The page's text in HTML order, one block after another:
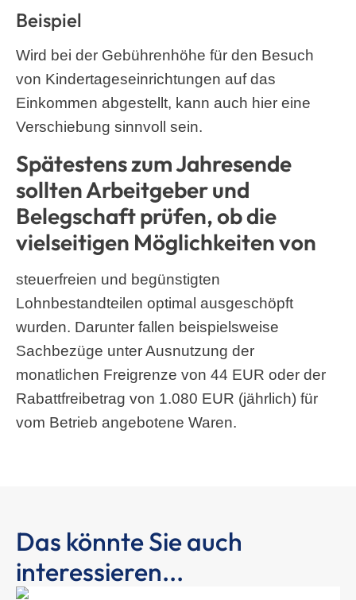
Beispiel
Wird bei der Gebührenhöhe für den Besuch
von Kindertageseinrichtungen auf das
Einkommen abgestellt, kann auch hier eine
Verschiebung sinnvoll sein.
Spätestens zum Jahresende
sollten Arbeitgeber und
Belegschaft prüfen, ob die
vielseitigen Möglichkeiten von
steuerfreien und begünstigten
Lohnbestandteilen optimal ausgeschöpft
wurden. Darunter fallen beispielsweise
Sachbezüge unter Ausnutzung der
monatlichen Freigrenze von 44 EUR oder der
Rabattfreibetrag von 1.080 EUR (jährlich) für
vom Betrieb angebotene Waren.
Das könnte Sie auch
interessieren...